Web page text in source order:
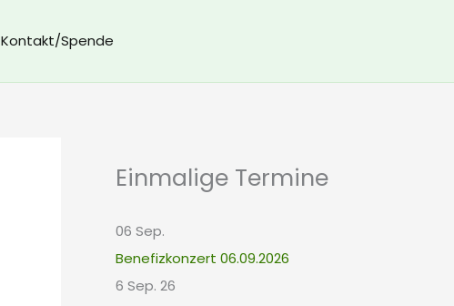
Kontakt/Spende
Einmalige Termine
06 Sep.
Benefizkonzert 06.09.2026
6 Sep. 26